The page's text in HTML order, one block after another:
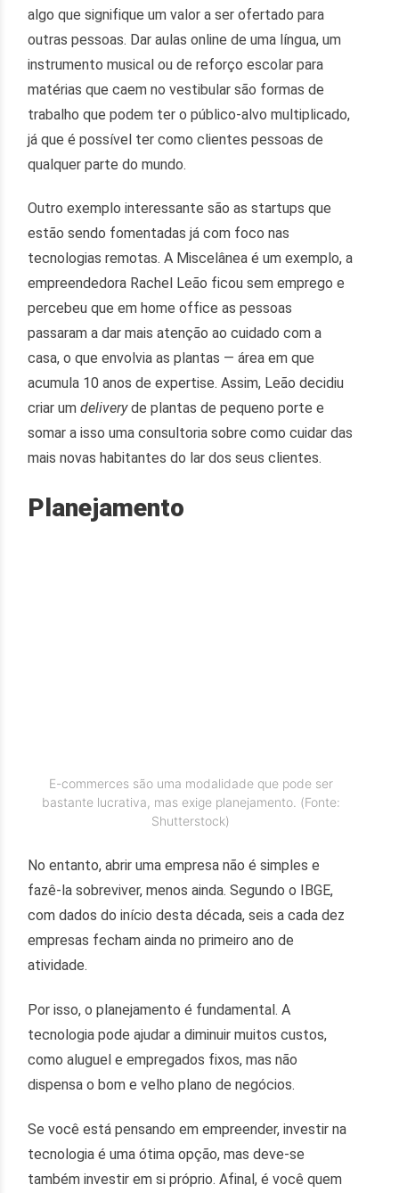
algo que signifique um valor a ser ofertado para
outras pessoas. Dar aulas online de uma língua, um
instrumento musical ou de reforço escolar para
matérias que caem no vestibular são formas de
trabalho que podem ter o público-alvo multiplicado,
já que é possível ter como clientes pessoas de
qualquer parte do mundo.
Outro exemplo interessante são as startups que
estão sendo fomentadas já com foco nas
tecnologias remotas. A Miscelânea é um exemplo, a
empreendedora Rachel Leão ficou sem emprego e
percebeu que em home office as pessoas
passaram a dar mais atenção ao cuidado com a
casa, o que envolvia as plantas — área em que
acumula 10 anos de expertise. Assim, Leão decidiu
criar umdeliveryde plantas de pequeno porte e
somar a isso uma consultoria sobre como cuidar das
mais novas habitantes do lar dos seus clientes.
Planejamento
E-commerces são uma modalidade que pode ser
bastante lucrativa, mas exige planejamento. (Fonte:
Shutterstock)
No entanto, abrir uma empresa não é simples e
fazê-la sobreviver, menos ainda. Segundo o IBGE,
com dados do início desta década, seis a cada dez
empresas fecham ainda no primeiro ano de
atividade.
Por isso, o planejamento é fundamental. A
tecnologia pode ajudar a diminuir muitos custos,
como aluguel e empregados fixos, mas não
dispensa o bom e velho plano de negócios.
Se você está pensando em empreender, investir na
tecnologia é uma ótima opção, mas deve-se
também investir em si próprio. Afinal, é você quem